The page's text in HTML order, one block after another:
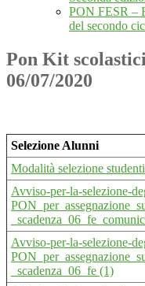
PON FESR –
del secondo
Pon Kit
06/07/2020
Selezione Alunni
Modalità selezione
Avviso-per-la-selezione-
Avviso-per-la-selezione-
_scadenza_06_fe (1)